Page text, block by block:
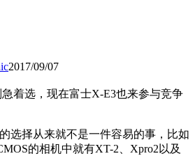
2017/09/07
着选，现在富士X-E3也来参与竞争
选择从来就不是一件容易的事，比如
的相机中就有XT-2、Xpro2以及